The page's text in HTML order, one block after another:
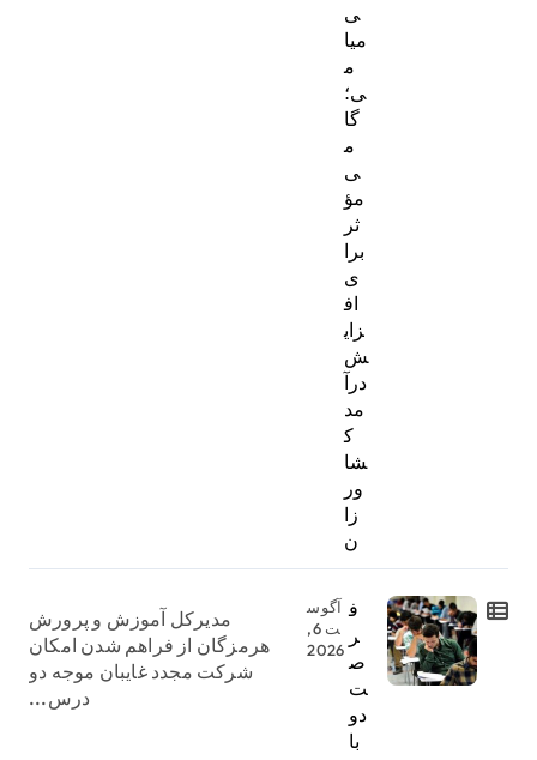
ی
میا
م
ی؛
گا
م
ی
مؤ
ثر
برا
ی
اف
زای
ش
درآ
مد
ک
شا
ور
زا
ن
ف
ر
ص
ت
دو
با
آگوس
ت 6,
2026
مدیرکل آموزش و پرورش
هرمزگان از فراهم شدن امکان
شرکت مجدد غایبان موجه دو
درس...